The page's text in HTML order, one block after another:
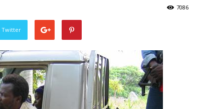
7086
Twitter